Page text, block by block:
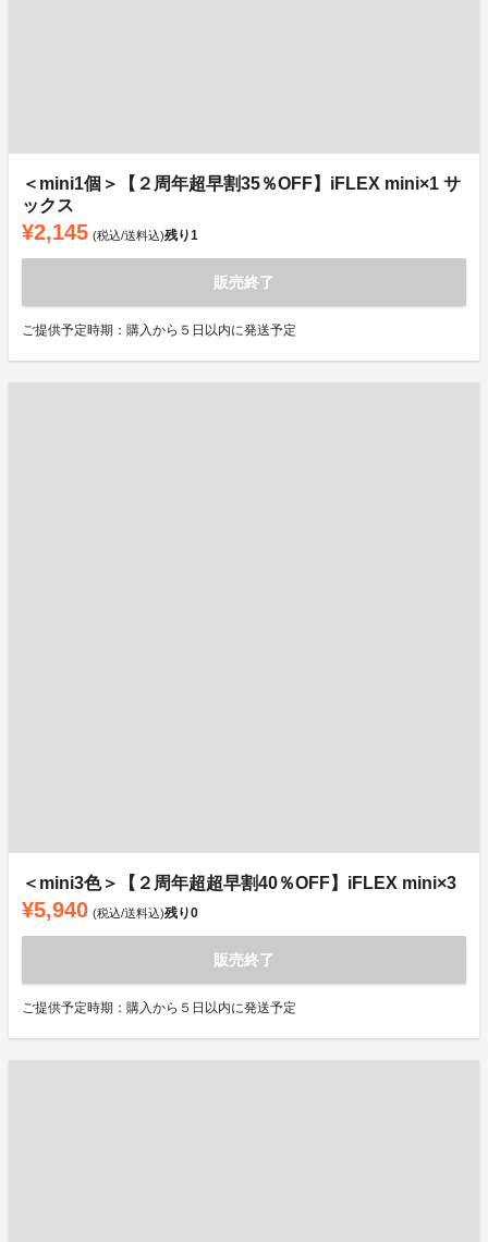
＜mini1個＞【２周年超早割35％OFF】iFLEX mini×1 サ
ックス
¥2,145 (税込/送料込)残り1
販売終了
ご提供予定時期：購入から５日以内に発送予定
＜mini3色＞【２周年超超早割40％OFF】iFLEX mini×3
¥5,940 (税込/送料込)残り0
販売終了
ご提供予定時期：購入から５日以内に発送予定